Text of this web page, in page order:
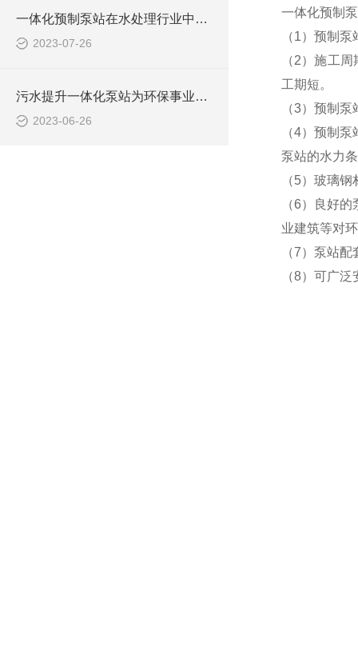
一体化预制泵站在水处理行业中的应用
2023-07-26
污水提升一体化泵站为环保事业做出了哪些贡献？
2023-06-26
一体化预制
（1）预制
（2）施工
工期短。
（3）预制
（4）预制
泵站的水力
（5）玻璃
（6）良好
业建筑等对
（7）泵站
（8）可广